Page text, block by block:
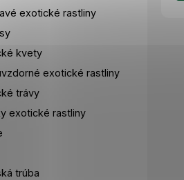
exotické rastliny
kvety
exotické rastliny
trávy
exotické rastliny
trúba